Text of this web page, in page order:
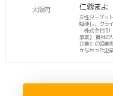
大阪府 仁蓉まよ
女性ターゲット専門のマーケタ
駆使し、クライアントの
・株式会社IBJ ・
事業】 貴社のリ
企業との協業
かなかった企業に向けて
ートは、3人の